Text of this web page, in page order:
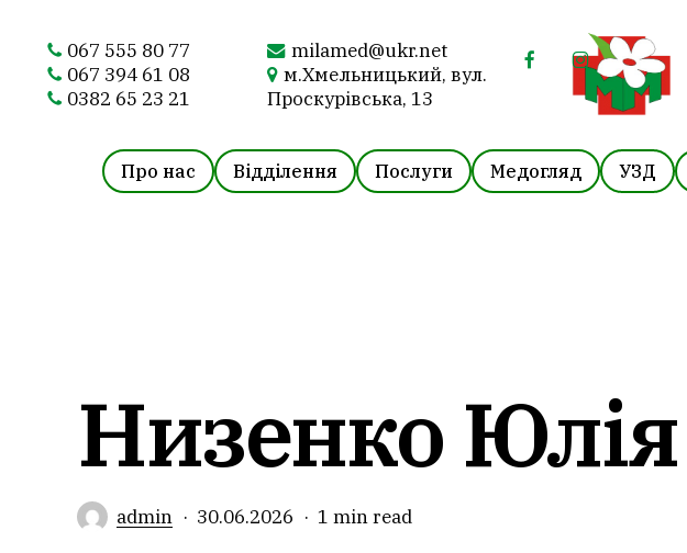
content
067 555 80 77
067 394 61 08
0382 65 23 21
milamed@ukr.net
м.Хмельницький, вул.
Проскурівська, 13
facebookinstagram
Про нас Відділення Послуги Медогляд УЗД
Низенко Юлія
admin 30.06.2026 1 min read